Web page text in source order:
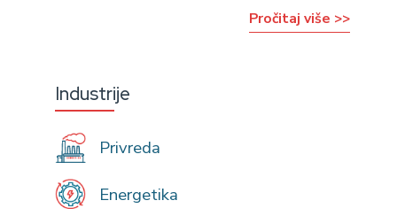
Pročitaj više >>
Industrije
Privreda
Energetika